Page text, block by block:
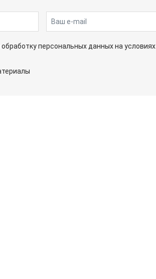
персональных данных на условиях